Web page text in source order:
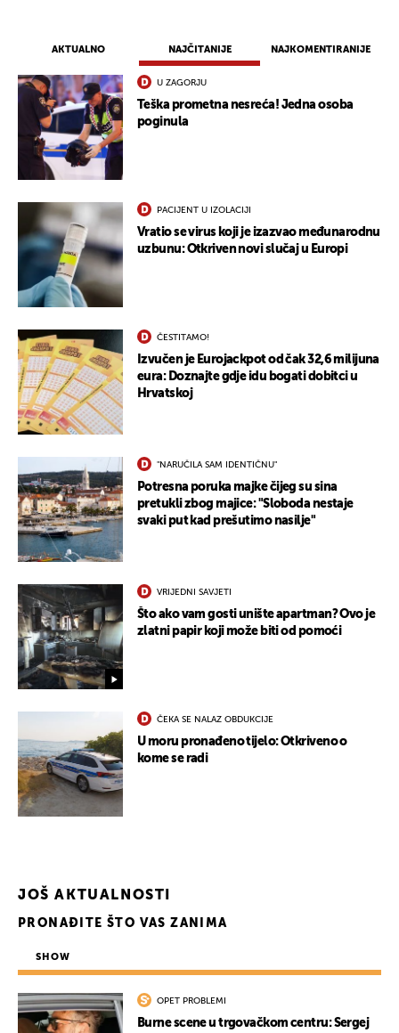
AKTUALNO NAJČITANIJE NAJKOMENTIRANIJE
U ZAGORJU
Teška prometna nesreća! Jedna osoba
poginula
PACIJENT U IZOLACIJI
Vratio se virus koji je izazvao međunarodnu
uzbunu: Otkriven novi slučaj u Europi
ČESTITAMO!
Izvučen je Eurojackpot od čak 32,6 milijuna
eura: Doznajte gdje idu bogati dobitci u
Hrvatskoj
"NARUČILA SAM IDENTIČNU"
Potresna poruka majke čijeg su sina
pretukli zbog majice: "Sloboda nestaje
svaki put kad prešutimo nasilje"
VRIJEDNI SAVJETI
Što ako vam gosti unište apartman? Ovo je
zlatni papir koji može biti od pomoći
ČEKA SE NALAZ OBDUKCIJE
U moru pronađeno tijelo: Otkriveno o
kome se radi
JOŠ AKTUALNOSTI
PRONAĐITE ŠTO VAS ZANIMA
SHOW
OPET PROBLEMI
Burne scene u trgovačkom centru: Sergej